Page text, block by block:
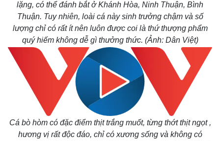
Pháp luật
Vụ án
Tin nóng
Tư vấn luật
Quân
lặng, có thể đánh bắt ở Khánh Hòa, Ninh Thuận, Bình
Thuận. Tuy nhiên, loài cá này sinh trưởng chậm và số
lượng chỉ có rất ít nên luôn được coi là thứ thượng phẩm
quý hiếm không dễ gì thưởng thức. (Ảnh: Dân Việt)
Cá bò hòm có đặc điểm thịt trắng muốt, từng thớt thịt ngọt ,
hương vị rất độc đáo, chỉ có xương sống và không có